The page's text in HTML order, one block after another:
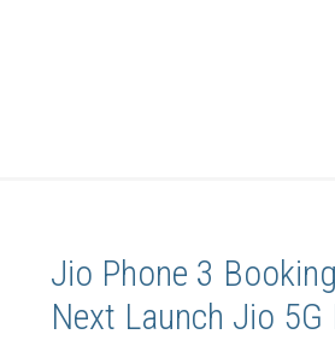
Jio Phone 3
Next Launch Jio 5G